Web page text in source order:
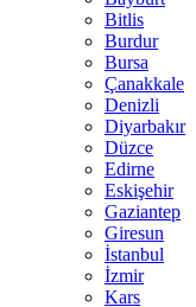
Bitlis
Burdur
Bursa
Çanakkale
Denizli
Diyarbakır
Düzce
Edirne
Eskişehir
Gaziantep
Giresun
İstanbul
İzmir
Kars